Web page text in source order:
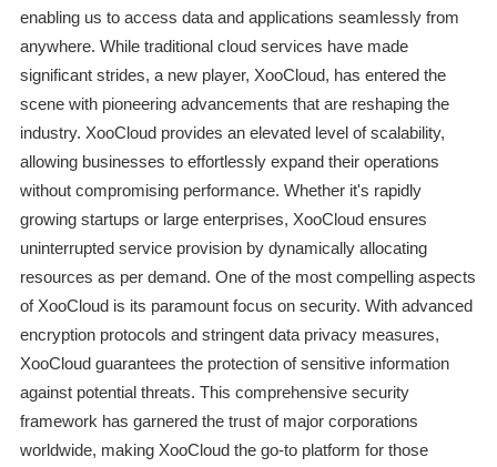
enabling us to access data and applications seamlessly from
anywhere. While traditional cloud services have made
significant strides, a new player, XooCloud, has entered the
scene with pioneering advancements that are reshaping the
industry. XooCloud provides an elevated level of scalability,
allowing businesses to effortlessly expand their operations
without compromising performance. Whether it's rapidly
growing startups or large enterprises, XooCloud ensures
uninterrupted service provision by dynamically allocating
resources as per demand. One of the most compelling aspects
of XooCloud is its paramount focus on security. With advanced
encryption protocols and stringent data privacy measures,
XooCloud guarantees the protection of sensitive information
against potential threats. This comprehensive security
framework has garnered the trust of major corporations
worldwide, making XooCloud the go-to platform for those